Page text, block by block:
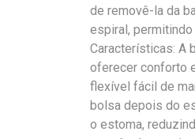
de removê-la da
espiral,
Características: A
oferecer conforto
flexível fácil de
bolsa depois do
o estoma,